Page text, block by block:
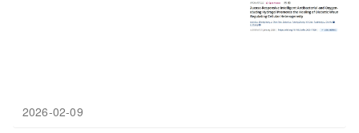
2026-02-09